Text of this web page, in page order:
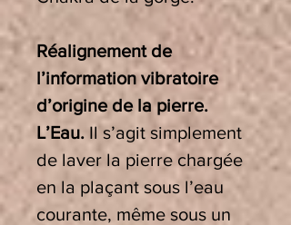
Réalignement de
l’information vibratoire
d’origine de la pierre.
L’Eau. Il s’agit simplement
de laver la pierre chargée
en la plaçant sous l’eau
courante, même sous un